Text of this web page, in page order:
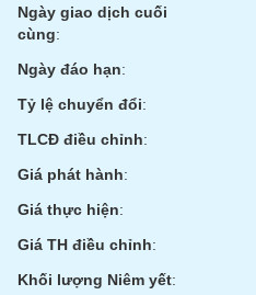
Ngày giao dịch cuối
cùng:
Ngày đáo hạn:
Tỷ lệ chuyển đổi:
TLCĐ điều chỉnh:
Giá phát hành:
Giá thực hiện:
Giá TH điều chỉnh:
Khối lượng Niêm yết:
vụ
(-)
Đào
tạo
tài